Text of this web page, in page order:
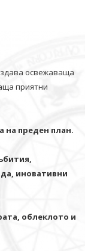
освежаваща
приятни
на преден план.
иновативни
облеклото и